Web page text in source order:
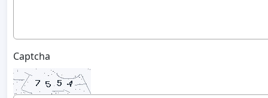
Captcha